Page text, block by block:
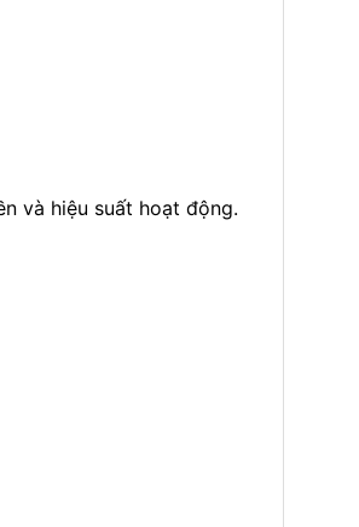
và hiệu suất hoạt động.